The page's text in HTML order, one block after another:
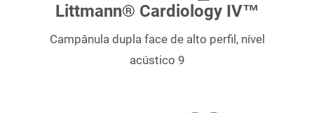
Littmann® Cardiology IV™
Campânula dupla face de alto perfil, nível
acústico 9